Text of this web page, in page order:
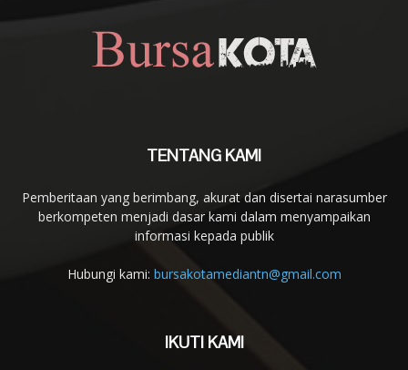
TENTANG KAMI
Pemberitaan yang berimbang, akurat dan disertai narasumber
berkompeten menjadi dasar kami dalam menyampaikan
informasi kepada publik
Hubungi kami: bursakotamediantn@gmail.com
IKUTI KAMI